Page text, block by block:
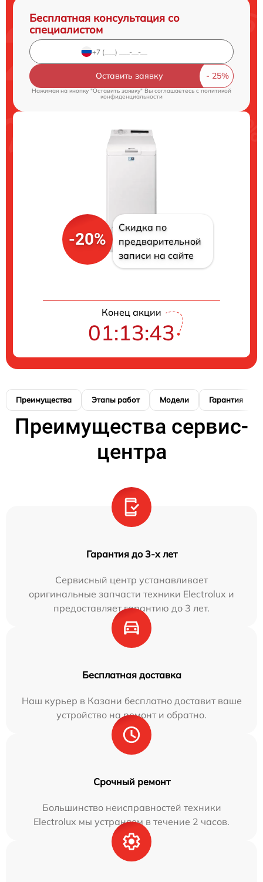
Бесплатная консультация со
специалистом
Оставить заявку
Нажимая на кнопку "Оставить заявку" Вы соглашаетесь cполитикой
конфиденциальности
-20%
Скидка по
предварительной
записи на сайте
Конец акции
01:13:42
Преимущества Этапы работ Модели Гарантия
Преимущества сервис-
центра
Гарантия до 3-х лет
Сервисный центр устанавливает
оригинальные запчасти техники Electrolux и
предоставляет гарантию до 3 лет.
Бесплатная доставка
Наш курьер в Казани бесплатно доставит ваше
устройство на ремонт и обратно.
Срочный ремонт
Большинство неисправностей техники
Electrolux мы устраняем в течение 2 часов.